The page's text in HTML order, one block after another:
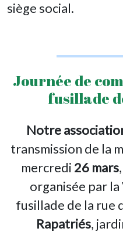
siège social.
Journée de
fusillade
Notre
transmission de la
mercredi 26 mars
organisée par
fusillade de la rue
Rapatriés,